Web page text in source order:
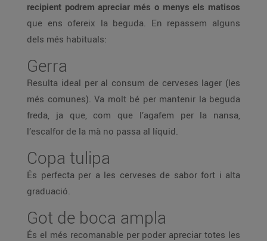
recipient podrem apreciar més o menys els matisos
que ens ofereix la beguda. En repassem alguns
dels més habituals:
Gerra
Resulta ideal per al consum de cerveses lager (les
més comunes). Va molt bé per mantenir la beguda
freda, ja que, com que l’agafem per la nansa,
l’escalfor de la mà no passa al líquid.
Copa tulipa
És perfecta per a les cerveses de sabor fort i alta
graduació.
Got de boca ampla
És el més recomanable per poder apreciar totes les